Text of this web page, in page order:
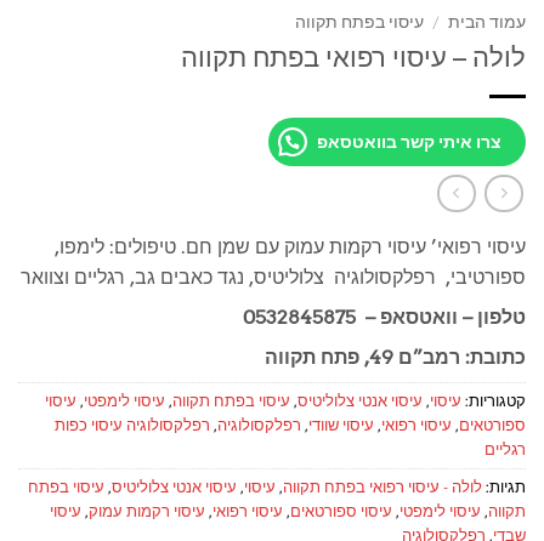
עמוד הבית / עיסוי בפתח תקווה
לולה – עיסוי רפואי בפתח תקווה
צרו איתי קשר בוואטסאפ
עיסוי רפואי’ עיסוי רקמות עמוק עם שמן חם. טיפולים: לימפו,
ספורטיבי, רפלקסולוגיה צלוליטיס, נגד כאבים גב, רגליים וצוואר
טלפון – וואטסאפ – 0532845875
כתובת: רמב”ם 49, פתח תקווה
קטגוריות: עיסוי, עיסוי אנטי צלוליטיס, עיסוי בפתח תקווה, עיסוי לימפטי, עיסוי
ספורטאים, עיסוי רפואי, עיסוי שוודי, רפלקסולוגיה, רפלקסולוגיה עיסוי כפות
רגליים
תגיות: לולה - עיסוי רפואי בפתח תקווה, עיסוי, עיסוי אנטי צלוליטיס, עיסוי בפתח
תקווה, עיסוי לימפטי, עיסוי ספורטאים, עיסוי רפואי, עיסוי רקמות עמוק, עיסוי
שבדי, רפלקסולוגיה